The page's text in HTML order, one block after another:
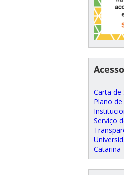
Carta de
Plano
Serviço
Catarina